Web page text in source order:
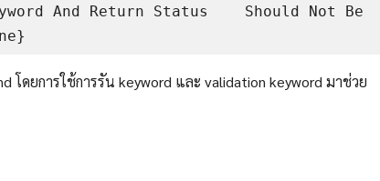
And Return Status    Should Not Be
โดยการใช้การรัน keyword และ validation keyword มาช่วย